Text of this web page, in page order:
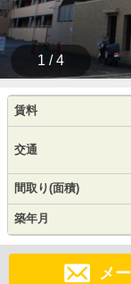
1 / 4
賃料
交通
間取り(面積)
築年月
メ